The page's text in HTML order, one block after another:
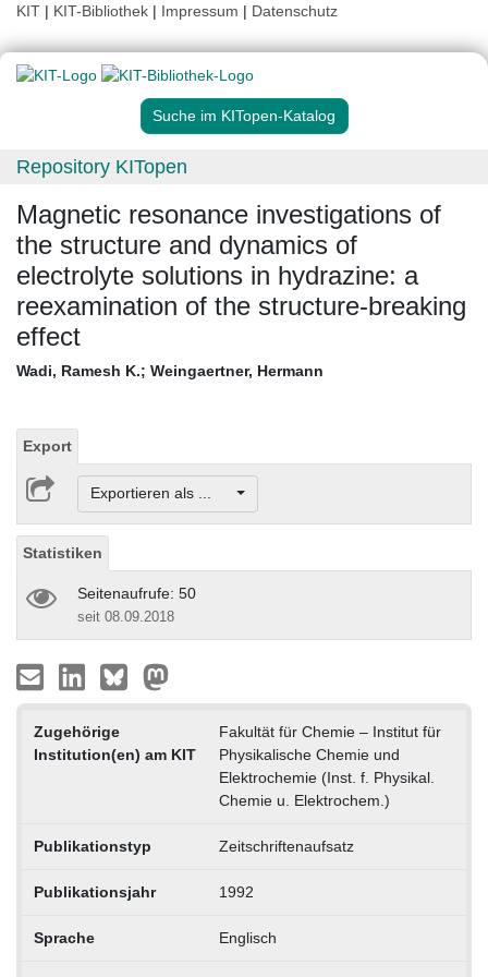
KIT | KIT-Bibliothek | Impressum | Datenschutz
Suche im KITopen-Katalog
Repository KITopen
Magnetic resonance investigations of
the structure and dynamics of
electrolyte solutions in hydrazine: a
reexamination of the structure-breaking
effect
Wadi, Ramesh K.; Weingaertner, Hermann
Export
Exportieren als ...
Statistiken
Seitenaufrufe: 50
seit 08.09.2018
Zugehörige
Institution(en) am KIT
Fakultät für Chemie – Institut für
Physikalische Chemie und
Elektrochemie (Inst. f. Physikal.
Chemie u. Elektrochem.)
Publikationstyp Zeitschriftenaufsatz
Publikationsjahr 1992
Sprache Englisch